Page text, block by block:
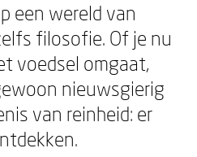
een wereld van
filosofie. Of je nu
voedsel omgaat,
nieuwsgierig
van reinheid: er